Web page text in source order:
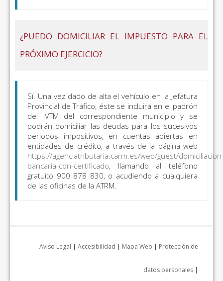
¿PUEDO DOMICILIAR EL IMPUESTO PARA EL
PRÓXIMO EJERCICIO?
Sí. Una vez dado de alta el vehículo en la Jefatura
Provincial de Tráfico, éste se incluirá en el padrón
del IVTM del correspondiente municipio y se
podrán domiciliar las deudas para los sucesivos
periodos impositivos, en cuentas abiertas en
entidades de crédito, a través de la página web
https://agenciatributaria.carm.es/web/guest/
bancaria-con-certificado, llamando al teléfono
gratuito 900 878 830, o acudiendo a cualquiera
de las oficinas de la ATRM.
Aviso Legal | Accesibilidad | Mapa Web | Protección de
datos personales |